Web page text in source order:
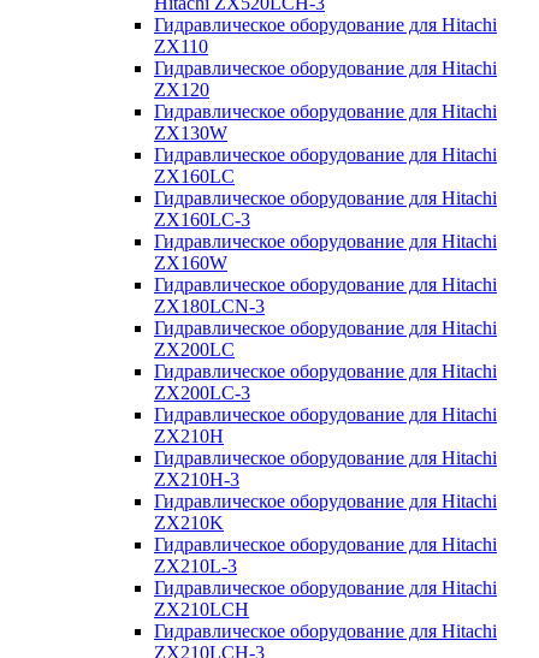
Гидравлическое оборудование для Hitachi
ZX110
Гидравлическое оборудование для Hitachi
ZX120
Гидравлическое оборудование для Hitachi
ZX130W
Гидравлическое оборудование для Hitachi
ZX160LC
Гидравлическое оборудование для Hitachi
ZX160LC-3
Гидравлическое оборудование для Hitachi
ZX160W
Гидравлическое оборудование для Hitachi
ZX180LCN-3
Гидравлическое оборудование для Hitachi
ZX200LC
Гидравлическое оборудование для Hitachi
ZX200LC-3
Гидравлическое оборудование для Hitachi
ZX210H
Гидравлическое оборудование для Hitachi
ZX210H-3
Гидравлическое оборудование для Hitachi
ZX210K
Гидравлическое оборудование для Hitachi
ZX210L-3
Гидравлическое оборудование для Hitachi
ZX210LCH
Гидравлическое оборудование для Hitachi
ZX210LCH-3